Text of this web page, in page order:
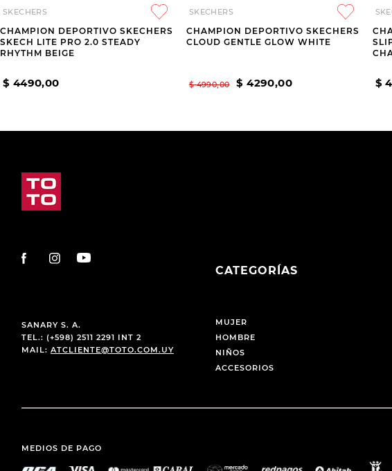
SKECHERS
CHAMPION DEPORTIVO SKECHERS
SKECH LITE PRO 2.0 STEADY
RHYTHM BEIGE
$ 4490,00
SKECHERS
CHAMPION DEPORTIVO SKECHERS
CLOUD GENTLE GLOW WHITE
$ 4990,00 $ 4290,00 $
SANARY S. A.
TEL.: (+598) 2511 2291 INT 2
MAIL: ATCLIENTE@TOTO.COM.UY
CATEGORÍAS
MUJER
HOMBRE
NIÑOS
ACCESORIOS
MEDIOS DE PAGO